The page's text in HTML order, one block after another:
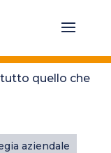
tutto quello che
aziendale